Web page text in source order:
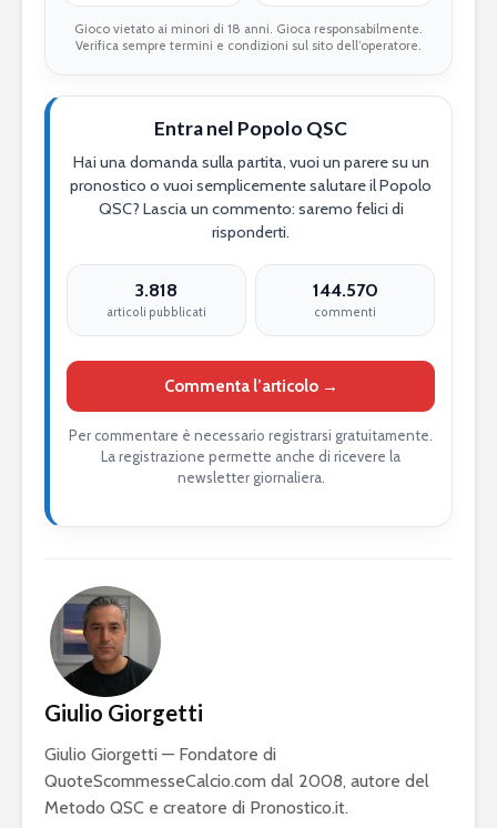
Gioco vietato ai minori di 18 anni. Gioca responsabilmente.
Verifica sempre termini e condizioni sul sito dell’operatore.
Entra nel Popolo QSC
Hai una domanda sulla partita, vuoi un parere su un
pronostico o vuoi semplicemente salutare il Popolo
QSC? Lascia un commento: saremo felici di
risponderti.
3.818
articoli pubblicati
144.570
commenti
Commenta l’articolo →
Per commentare è necessario registrarsi gratuitamente.
La registrazione permette anche di ricevere la
newsletter giornaliera.
Giulio Giorgetti
Giulio Giorgetti — Fondatore di
QuoteScommesseCalcio.com dal 2008, autore del
Metodo QSC e creatore di Pronostico.it.